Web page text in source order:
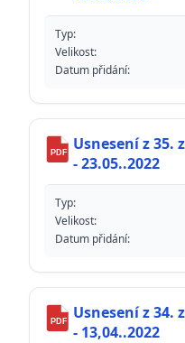
Typ:
Velikost:
Datum přidání:
PDF
Usnesení z 35.
- 23.05..2022
Typ:
Velikost:
Datum přidání:
PDF
Usnesení z 34.
- 13,04..2022